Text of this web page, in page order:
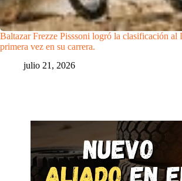
Baltazar Frezze Pisssoni logró la clasificación al
primera vez en su carrera.
julio 21, 2026